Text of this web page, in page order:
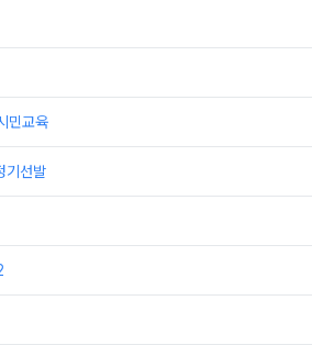
민교육
기선발